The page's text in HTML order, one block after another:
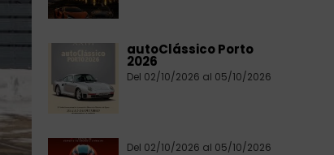
autoClássico Porto
2026
Del 02/10/2026 al 05/10/2026
Del 02/10/2026 al 05/10/2026